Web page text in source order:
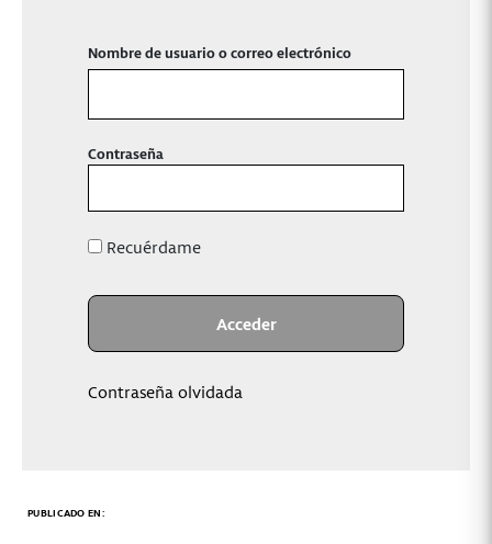
Nombre de usuario o correo electrónico
Contraseña
Recuérdame
Contraseña olvidada
PUBLICADO EN: